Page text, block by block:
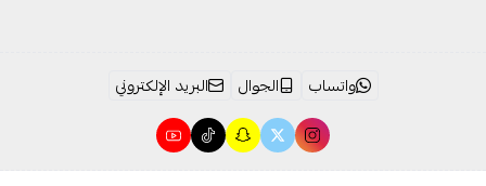
واتساب الجوال البريد الإلكتروني